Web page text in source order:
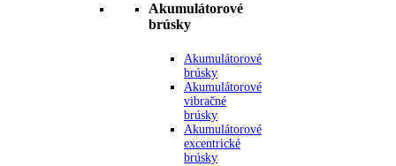
Akumulátorové
brúsky
Akumulátorové
brúsky
Akumulátorové
vibračné
brúsky
Akumulátorové
excentrické
brúsky